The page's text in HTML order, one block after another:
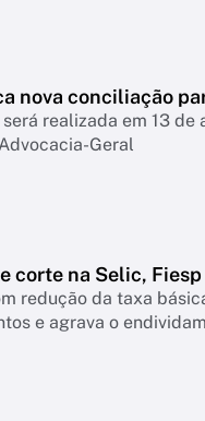
nova conciliação
realizada em 13
Geral
corte na Selic,
redução da taxa
e agrava o